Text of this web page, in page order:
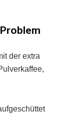
der extra